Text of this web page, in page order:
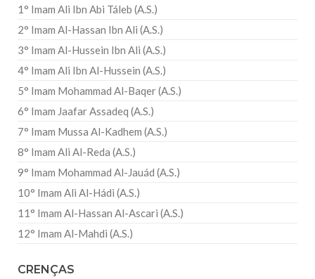
1° Imam Ali Ibn Abi Táleb (A.S.)
2° Imam Al-Hassan Ibn Ali (A.S.)
3° Imam Al-Hussein Ibn Ali (A.S.)
4° Imam Ali Ibn Al-Hussein (A.S.)
5° Imam Mohammad Al-Baqer (A.S.)
6° Imam Jaafar Assadeq (A.S.)
7° Imam Mussa Al-Kadhem (A.S.)
8° Imam Ali Al-Reda (A.S.)
9° Imam Mohammad Al-Jauád (A.S.)
10° Imam Ali Al-Hádi (A.S.)
11° Imam Al-Hassan Al-Ascari (A.S.)
12° Imam Al-Mahdi (A.S.)
CRENÇAS